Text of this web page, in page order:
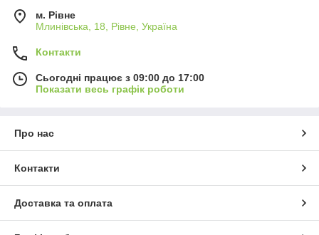
м. Рівне
Млинівська, 18, Рівне, Україна
Контакти
Сьогодні працює з 09:00 до 17:00
Показати весь графік роботи
Про нас
Контакти
Доставка та оплата